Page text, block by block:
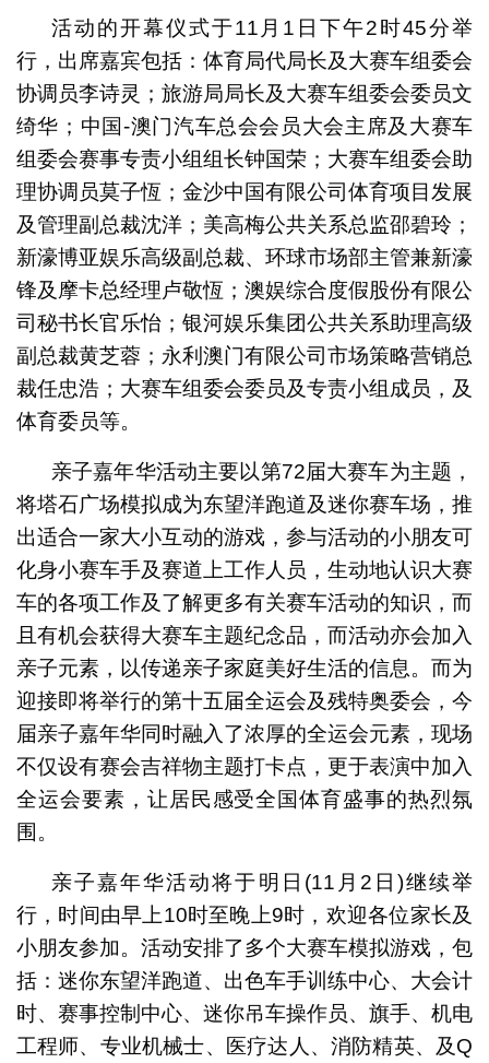
活动的开幕仪式于11月1日下午2时45分举
行，出席嘉宾包括：体育局代局长及大赛车组委会
协调员李诗灵；旅游局局长及大赛车组委会委员文
绮华；中国-澳门汽车总会会员大会主席及大赛车
组委会赛事专责小组组长钟国荣；大赛车组委会助
理协调员莫子恆；金沙中国有限公司体育项目发展
及管理副总裁沈洋；美高梅公共关系总监邵碧玲；
新濠博亚娱乐高级副总裁、环球市场部主管兼新濠
锋及摩卡总经理卢敬恆；澳娱综合度假股份有限公
司秘书长官乐怡；银河娱乐集团公共关系助理高级
副总裁黄芝蓉；永利澳门有限公司市场策略营销总
裁任忠浩；大赛车组委会委员及专责小组成员，及
体育委员等。
亲子嘉年华活动主要以第72届大赛车为主题，
将塔石广场模拟成为东望洋跑道及迷你赛车场，推
出适合一家大小互动的游戏，参与活动的小朋友可
化身小赛车手及赛道上工作人员，生动地认识大赛
车的各项工作及了解更多有关赛车活动的知识，而
且有机会获得大赛车主题纪念品，而活动亦会加入
亲子元素，以传递亲子家庭美好生活的信息。而为
迎接即将举行的第十五届全运会及残特奥委会，今
届亲子嘉年华同时融入了浓厚的全运会元素，现场
不仅设有赛会吉祥物主题打卡点，更于表演中加入
全运会要素，让居民感受全国体育盛事的热烈氛
围。
亲子嘉年华活动将于明日(11月2日)继续举
行，时间由早上10时至晚上9时，欢迎各位家长及
小朋友参加。活动安排了多个大赛车模拟游戏，包
括：迷你东望洋跑道、出色车手训练中心、大会计
时、赛事控制中心、迷你吊车操作员、旗手、机电
工程师、专业机械士、医疗达人、消防精英、及Q